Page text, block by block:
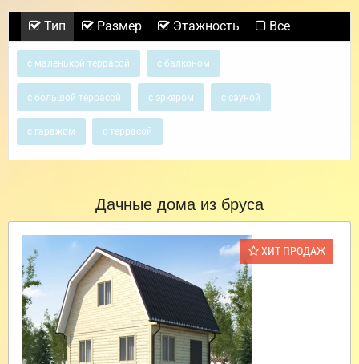
Тип Размер Этажность Все
с маленькой террасой с балконом
с большой террасой с эркером с сауной
с гаражом с террасой
Дачные дома из бруса
ХИТ ПРОДАЖ